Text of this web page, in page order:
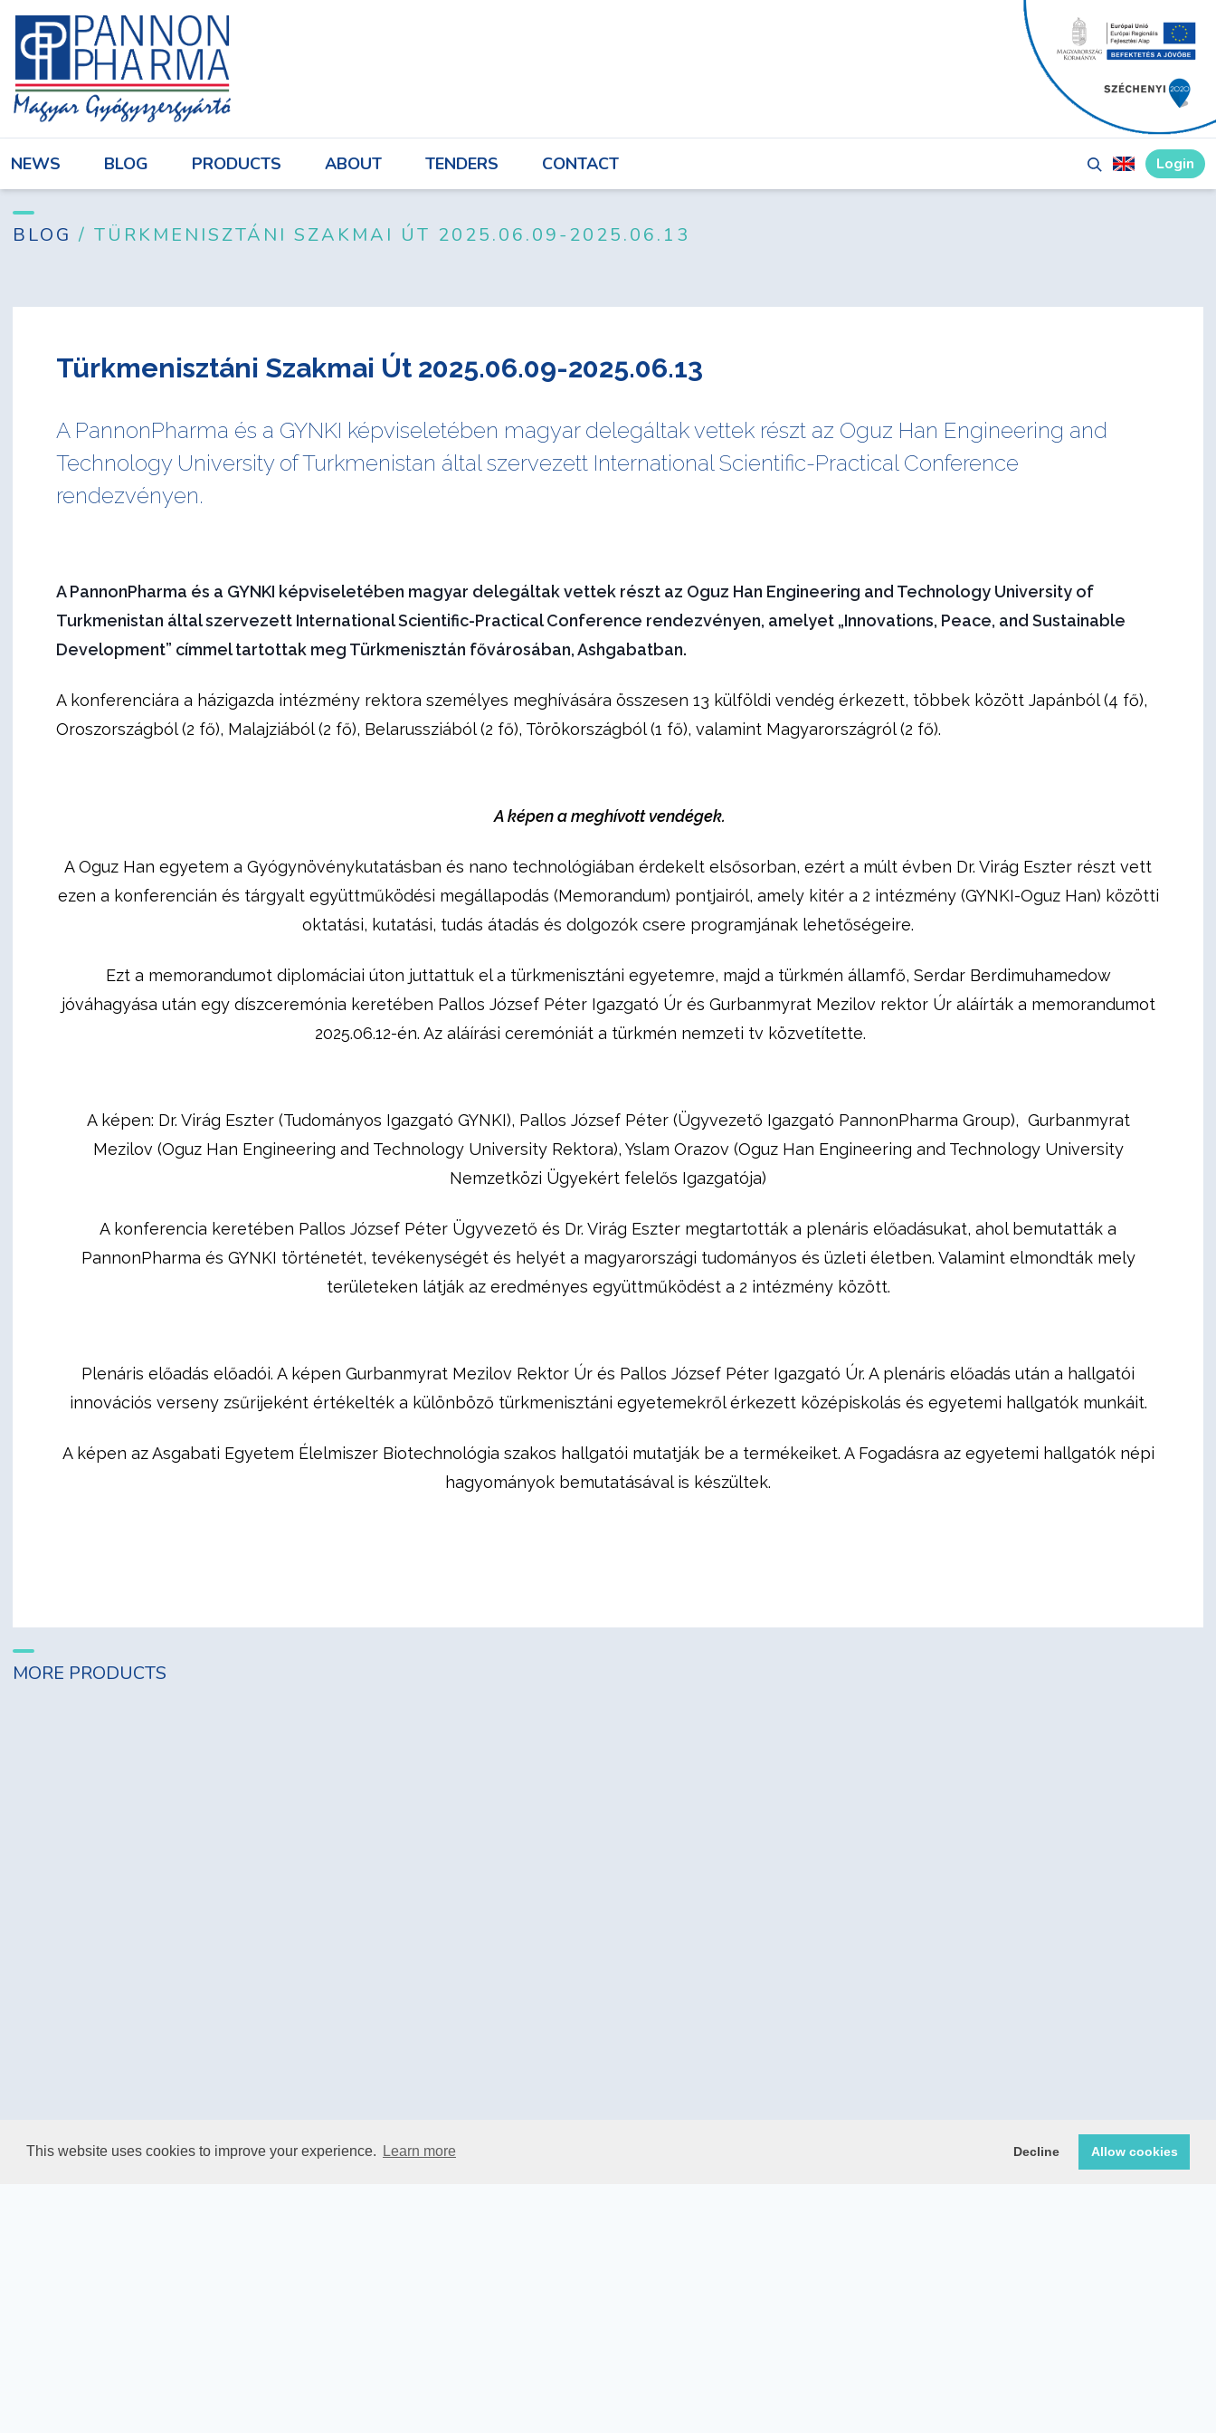
This website uses cookies to improve your experience. Learn more Decline Allow cookies
NEWS BLOG
NEWS BLOG PRODUCTS ABOUT TENDERS CONTACT Login
BLOG/ TÜRKMENISZTÁNI SZAKMAI ÚT 2025.06.09-2025.06.13
Türkmenisztáni Szakmai Út 2025.06.09-2025.06.13
A PannonPharma és a GYNKI képviseletében magyar delegáltak vettek részt az Oguz Han Engineering and
Technology University of Turkmenistan által szervezett International Scientific-Practical Conference
rendezvényen.
A PannonPharma és a GYNKI képviseletében magyar delegáltak vettek részt az Oguz Han Engineering and Technology University of
Turkmenistan által szervezett International Scientific-Practical Conference rendezvényen, amelyet „Innovations, Peace, and Sustainable
Development” címmel tartottak meg Türkmenisztán fővárosában, Ashgabatban.
A konferenciára a házigazda intézmény rektora személyes meghívására összesen 13 külföldi vendég érkezett, többek között Japánból (4 fő),
Oroszországból (2 fő), Malajziából (2 fő), Belarussziából (2 fő), Törökországból (1 fő), valamint Magyarországról (2 fő).
A képen a meghívott vendégek.
A Oguz Han egyetem a Gyógynövénykutatásban és nano technológiában érdekelt elsősorban, ezért a múlt évben Dr. Virág Eszter részt vett
ezen a konferencián és tárgyalt együttműködési megállapodás (Memorandum) pontjairól, amely kitér a 2 intézmény (GYNKI-Oguz Han) közötti
oktatási, kutatási, tudás átadás és dolgozók csere programjának lehetőségeire.
Ezt a memorandumot diplomáciai úton juttattuk el a türkmenisztáni egyetemre, majd a türkmén államfő, Serdar Berdimuhamedow
jóváhagyása után egy díszceremónia keretében Pallos József Péter Igazgató Úr és Gurbanmyrat Mezilov rektor Úr aláírták a memorandumot
2025.06.12-én. Az aláírási ceremóniát a türkmén nemzeti tv közvetítette.
A képen: Dr. Virág Eszter (Tudományos Igazgató GYNKI), Pallos József Péter (Ügyvezető Igazgató PannonPharma Group), Gurbanmyrat
Mezilov (Oguz Han Engineering and Technology University Rektora), Yslam Orazov (Oguz Han Engineering and Technology University
Nemzetközi Ügyekért felelős Igazgatója)
A konferencia keretében Pallos József Péter Ügyvezető és Dr. Virág Eszter megtartották a plenáris előadásukat, ahol bemutatták a
PannonPharma és GYNKI történetét, tevékenységét és helyét a magyarországi tudományos és üzleti életben. Valamint elmondták mely
területeken látják az eredményes együttműködést a 2 intézmény között.
Plenáris előadás előadói. A képen Gurbanmyrat Mezilov Rektor Úr és Pallos József Péter Igazgató Úr. A plenáris előadás után a hallgatói
innovációs verseny zsűrijeként értékelték a különböző türkmenisztáni egyetemekről érkezett középiskolás és egyetemi hallgatók munkáit.
A képen az Asgabati Egyetem Élelmiszer Biotechnológia szakos hallgatói mutatják be a termékeiket. A Fogadásra az egyetemi hallgatók népi
hagyományok bemutatásával is készültek.
MORE PRODUCTS